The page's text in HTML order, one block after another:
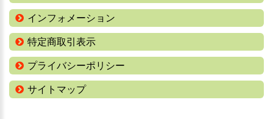
インフォメーション
特定商取引表示
プライバシーポリシー
サイトマップ